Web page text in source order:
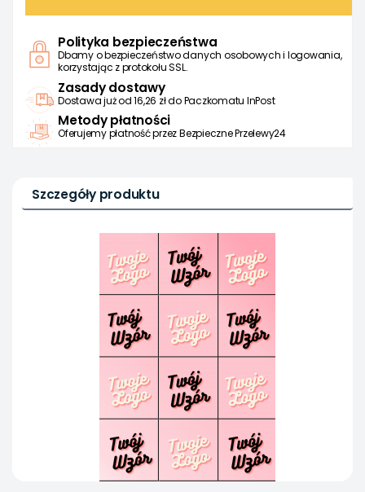
Polityka bezpieczeństwa
Dbamy o bezpieczeństwo danych osobowych i logowania,
korzystając z protokołu SSL.
Zasady dostawy
Dostawa już od 16,26 zł do Paczkomatu InPost
Metody płatności
Oferujemy płatność przez Bezpieczne Przelewy24
Szczegóły produktu